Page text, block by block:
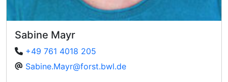
Sabine Mayr
+49 761 4018 205
Sabine.Mayr@forst.bwl.de